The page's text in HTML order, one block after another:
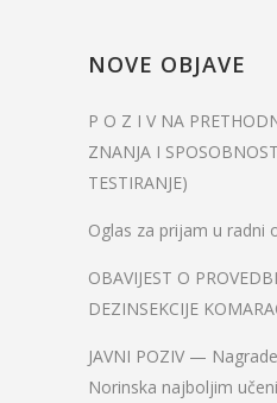
NOVE OBJAVE
P O Z I V NA
ZNANJA I
TESTIRANJE)
Oglas za prijam u radni
OBAVIJEST O
DEZINSEKCIJE
JAVNI POZIV —
Norinska najboljim